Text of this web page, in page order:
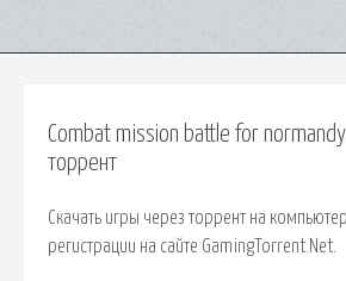
Combat mission battle for normandy
торрент
Скачать игры через торрент на
регистрации на сайте GamingTorrent.Net.